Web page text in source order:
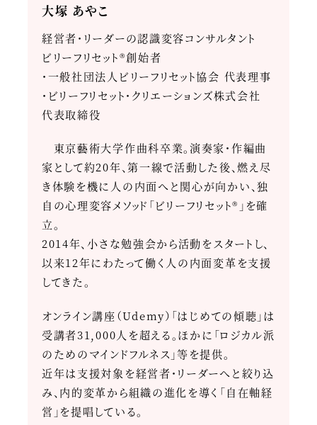
大塚 あやこ
経営者・リーダーの認識変容コンサルタント
ビリーフリセット®創始者
・一般社団法人ビリーフリセット協会 代表理事
・ビリーフリセット・クリエーションズ株式会社
代表取締役
東京藝術大学作曲科卒業。演奏家・作編曲
家として約20年、第一線で活動した後、燃え尽
き体験を機に人の内面へと関心が向かい、独
自の心理変容メソッド「ビリーフリセット®」を確
立。
2014年、小さな勉強会から活動をスタートし、
以来12年にわたって働く人の内面変革を支援
してきた。
オンライン講座（Udemy）「はじめての傾聴」は
受講者31,000人を超える。ほかに「ロジカル派
のためのマインドフルネス」等を提供。
近年は支援対象を経営者・リーダーへと絞り込
み、内的変革から組織の進化を導く「自在軸経
営」を提唱している。